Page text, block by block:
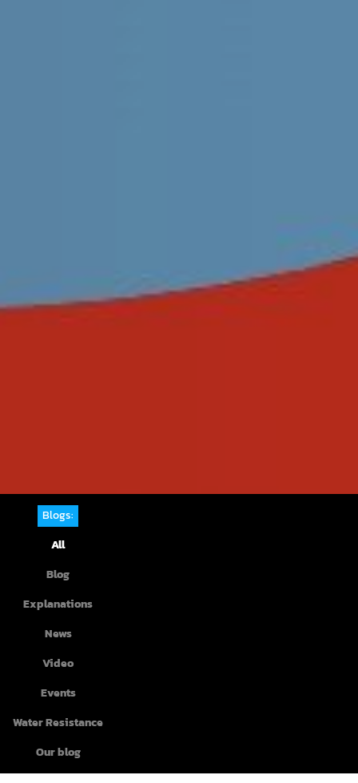
Blogs:
All
Blog
Explanations
News
Video
Events
Water Resistance
Our blog